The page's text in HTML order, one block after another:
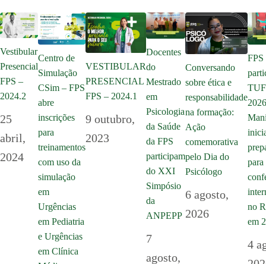
Vestibular
Presencial
FPS –
2024.2
25
abril,
2024
Centro de
Simulação
CSim – FPS
abre
inscrições
para
treinamentos
com uso da
simulação
em
Urgências
em Pediatria
e Urgências
em Clínica
VESTIBULAR
PRESENCIAL
FPS – 2024.1
9 outubro,
2023
Docentes
do
Mestrado
em
Psicologia
da Saúde
da FPS
participam
do XXI
Simpósio
da
ANPEPP
7
agosto,
Conversando
sobre ética e
responsabilidade
na formação:
Ação
comemorativa
pelo Dia do
Psicólogo
6 agosto,
2026
FPS
para
no
em
4